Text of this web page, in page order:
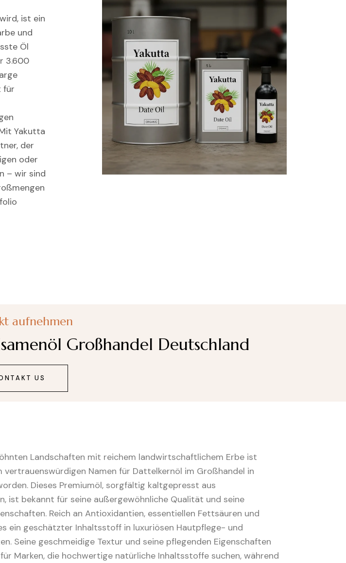
ist ein
und
Öl
3.600
für
Yakutta
der
oder
– wir sind
aufnehmen
Großhandel Deutschland
US
Landschaften mit reichem landwirtschaftlichem Erbe ist
vertrauenswürdigen Namen für Dattelkernöl im Großhandel in
Dieses Premiumöl, sorgfältig kaltgepresst aus
ist bekannt für seine außergewöhnliche Qualität und seine
Reich an Antioxidantien, essentiellen Fettsäuren und
ein geschätzter Inhaltsstoff in luxuriösen Hautpflege- und
Seine geschmeidige Textur und seine pflegenden Eigenschaften
Marken, die hochwertige natürliche Inhaltsstoffe suchen, während